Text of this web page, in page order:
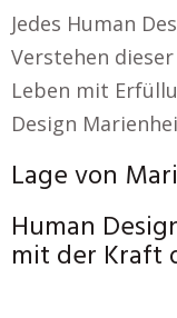
Jedes Human
Verstehen
Leben mit
Design
Lage von
Human
mit der Kraft